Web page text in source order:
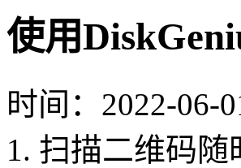
使用
时间：2022-06-
1. 扫描二维码随